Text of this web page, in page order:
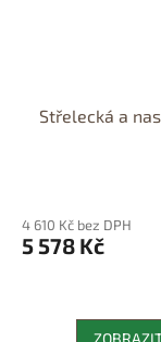
Střelecká a
4 610 Kč bez DPH
5 578 Kč